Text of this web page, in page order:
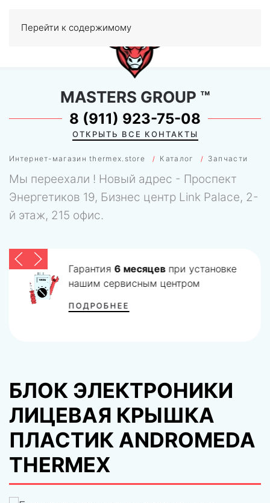
Перейти к содержимому
0
Интернет-магазин thermex.store Каталог Запчасти
MASTERS GROUP ™
8 (911) 923-75-08
ОТКРЫТЬ ВСЕ КОНТАКТЫ
Мы переехали ! Новый адрес - Проспект
Энергетиков 19, Бизнес центр Link Palace, 2-
й этаж, 215 офис.
Гарантия 6 месяцевпри установке
нашим сервисным центром
ПОДРОБНЕЕ
БЛОК ЭЛЕКТРОНИКИ
ЛИЦЕВАЯ КРЫШКА
ПЛАСТИК ANDROMEDA
THERMEX